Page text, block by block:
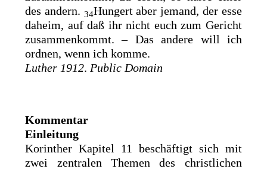
des andern. 34Hungert aber jemand, der esse
daheim, auf daß ihr nicht euch zum Gericht
zusammenkommt. – Das andere will ich
ordnen, wenn ich komme.
Luther 1912. Public Domain
Kommentar
Einleitung
Korinther Kapitel 11 beschäftigt sich mit
zwei zentralen Themen des christlichen